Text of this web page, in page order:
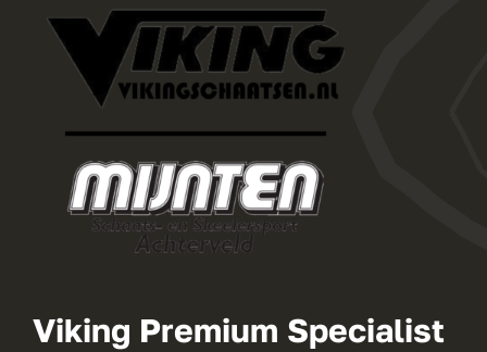
Viking Premium Specialist